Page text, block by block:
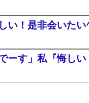
い！是非会いた
す」私『悔しい